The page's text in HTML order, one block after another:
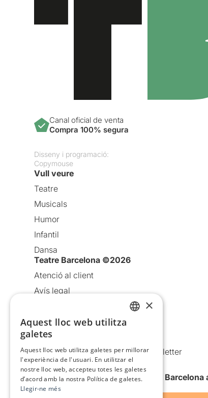
Canal oficial de venta
Compra 100% segura
Disseny i programació:
Copymouse
Vull veure
Teatre
Musicals
Humor
Infantil
Dansa
Teatre Barcelona ©2026
Atenció al client
Avís legal
Política de cookies
Condicions d’ús
Comunicacions comercials i Newsletter
Anuncia’t
Vull rebre la newsletter de Teatre
×
Aquest lloc web utilitza
galetes
Aquest lloc web utilitza galetes per millorar
l'experiència de l'usuari. En utilitzar el
nostre lloc web, accepteu totes les galetes
d’acord amb la nostra Política de galetes.
Llegir-ne més